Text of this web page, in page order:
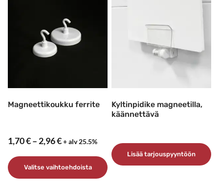
Magneettikoukku ferrite
1,70€–2,96€Hintaluokka:
–
2,96 €
+ alv 25.5%
Valitse vaihtoehdoista
Kyltinpidike magneetilla,
käännettävä
Lisää tarjouspyyntöön